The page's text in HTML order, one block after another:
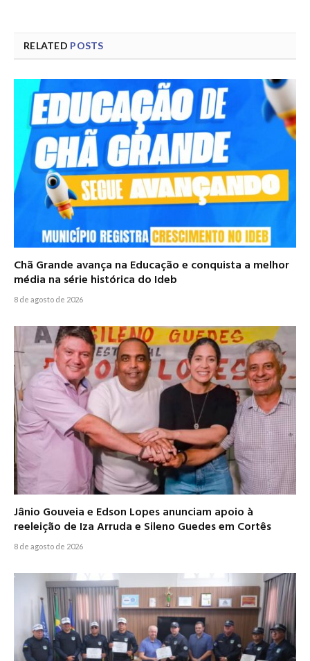
RELATED POSTS
Chã Grande avança na Educação e conquista a melhor
média na série histórica do Ideb
8 de agosto de 2026
Jânio Gouveia e Edson Lopes anunciam apoio à
reeleição de Iza Arruda e Sileno Guedes em Cortês
8 de agosto de 2026